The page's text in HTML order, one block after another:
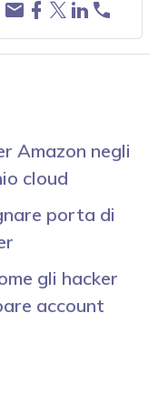
Amazon negli
cloud
porta di
gli hacker
account